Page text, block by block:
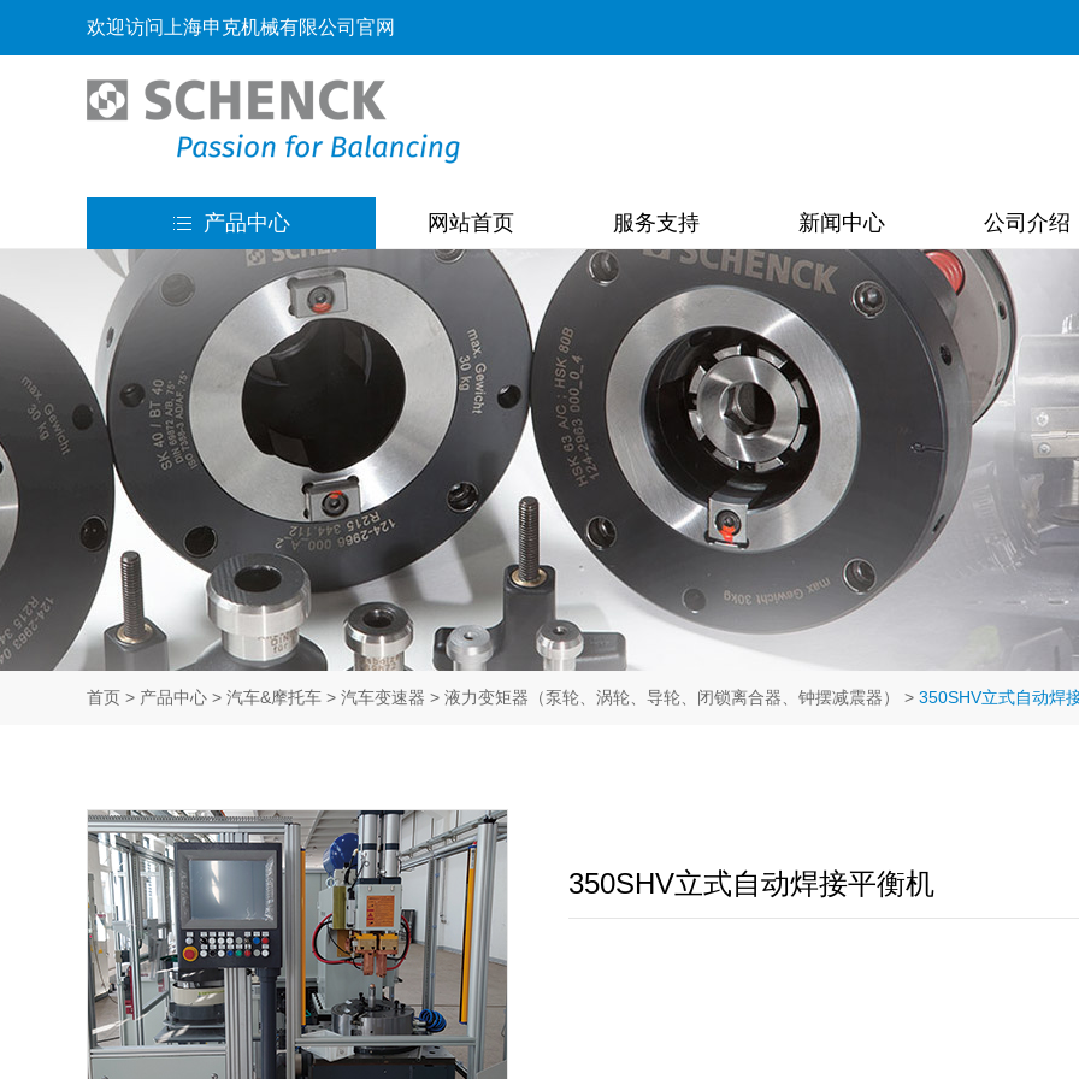
欢迎访问上海申克机械有限公司官网
产品中心 网站首页 服务支持 新闻中心 公司介绍
首页 > 产品中心 > 汽车&摩托车 > 汽车变速器 > 液力变矩器（泵轮、涡轮、导轮、闭锁离合器、钟摆减震器） > 350SHV立式自动焊
350SHV立式自动焊接平衡机